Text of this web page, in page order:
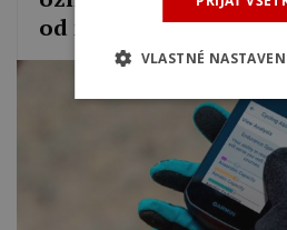
od nás požaduje
VLASTNÉ